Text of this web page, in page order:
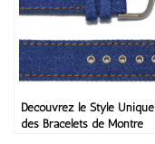
Découvrez le Style Unique
des Bracelets de Montre